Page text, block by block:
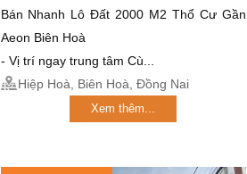
Bán Nhanh Lô Đất 2000 M2 Thổ Cư Gần
Aeon Biên Hoà
- Vị trí ngay trung tâm Cù...
Hiệp Hoà, Biên Hoà, Đồng Nai
Xem thêm...